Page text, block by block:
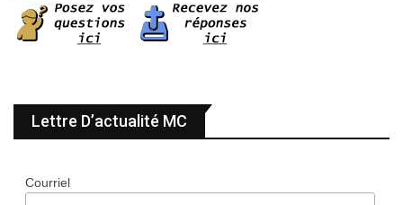
Lettre D’actualité MC
Courriel